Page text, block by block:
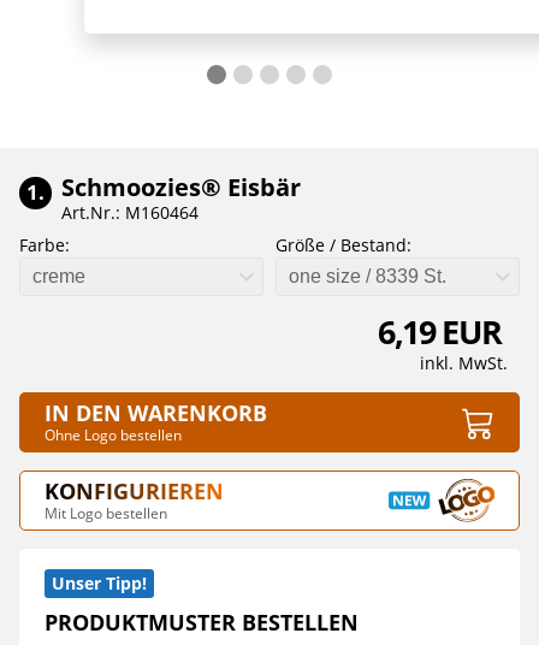
1. Schmoozies® Eisbär
Art.Nr.: M160464
Farbe:
creme
Größe / Bestand:
one size / 8339 St.
6,19 EUR
inkl. MwSt.
IN DEN WARENKORB
Ohne Logo bestellen
KONFIGURIEREN
Mit Logo bestellen
Unser Tipp!
PRODUKTMUSTER BESTELLEN